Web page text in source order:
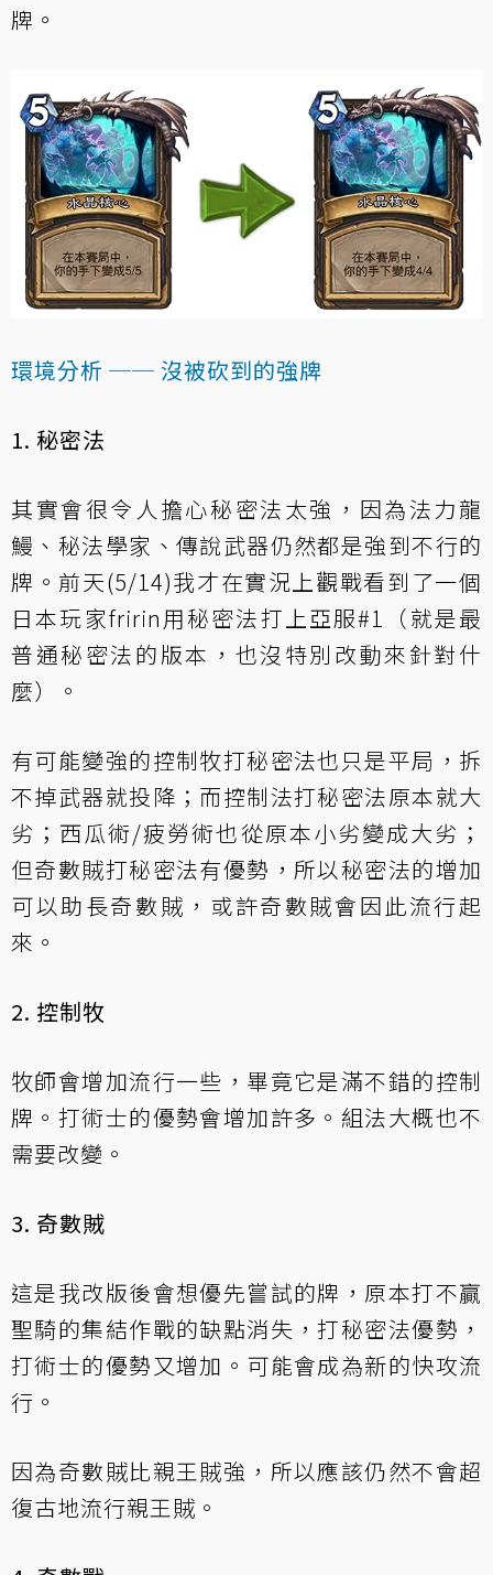
牌。
環境分析 ── 沒被砍到的強牌
1. 秘密法
其實會很令人擔心秘密法太強，因為法力龍
鰻、秘法學家、傳說武器仍然都是強到不行的
牌。前天(5/14)我才在實況上觀戰看到了一個
日本玩家fririn用秘密法打上亞服#1（就是最
普通秘密法的版本，也沒特別改動來針對什
麼）。
有可能變強的控制牧打秘密法也只是平局，拆
不掉武器就投降；而控制法打秘密法原本就大
劣；西瓜術/疲勞術也從原本小劣變成大劣；
但奇數賊打秘密法有優勢，所以秘密法的增加
可以助長奇數賊，或許奇數賊會因此流行起
來。
2. 控制牧
牧師會增加流行一些，畢竟它是滿不錯的控制
牌。打術士的優勢會增加許多。組法大概也不
需要改變。
3. 奇數賊
這是我改版後會想優先嘗試的牌，原本打不贏
聖騎的集結作戰的缺點消失，打秘密法優勢，
打術士的優勢又增加。可能會成為新的快攻流
行。
因為奇數賊比親王賊強，所以應該仍然不會超
復古地流行親王賊。